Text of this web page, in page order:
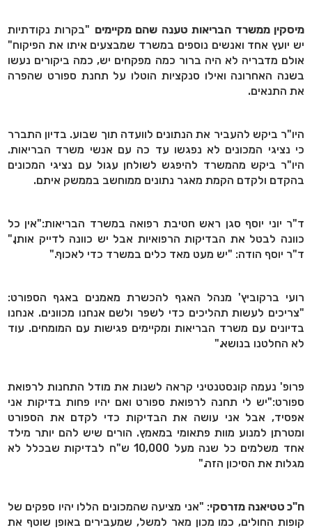
מיסקין ממשרד הבריאות טענה שהם מקיימים"בקרות נקודתיות
יש יועץ אחד ואנשים נוספים במשרד שמבצעים איתו את הפיקוח"
אולם מדבריה לא היה ברור כמה מפקחים יש, כמה ביקורים נעשו
בשנה האחרונה ואילו סנקציות הוטלו על תחנת ספורט שהפרה
את התנאים.
היו"ר ביקש להעביר את הנתונים לוועדה תוך שבוע. בדיון התברר
כי נציגי המכונים לא נפגשו עד כה עם אנשי משרד הבריאות.
היו"ר ביקש מהמשרד להיפגש לשולחן עגול עם נציגי המכונים
בהקדם ולקדם הקמת מאגר נתונים ממוחשב בממשק איתם.
ד"ר יוני יוסף סגן ראש חטיבת רפואה במשרד הבריאות:"אין כל
כוונה לבטל את הבדיקות הרפואיות אבל יש כוונה לדייק אותן."
ד"ר יוסף הודה: "יש מעט מאד כלים במשרד כדי לאכוף."
רועי ברקוביץ' מנהל האגף להכשרת מאמנים באגף הספורט:
"צריכים לעשות תהליכים כדי לשפר ולשם אנחנו מכוונים. אנחנו
בדיונים עם משרד הבריאות ומקיימים פגישות עם המומחים. עוד
לא החלטנו בנושא."
פרופ' נעמה קונסטנטיני קראה לשנות את מודל התחנות לרפואת
ספורט:"יש לי תחנה לרפואת ספורט ואם יהיו פחות בדיקות אני
אפסיד, אבל אני עושה את הבדיקות כדי לקדם את הספורט
ומטרתן למנוע מוות פתאומי במאמץ. הורים שיש להם יותר מילד
אחד משלמים כל שנה מעל 10,000 ש"ח לבדיקות שבכלל לא
מגלות את הסיכון הזה."
ח"כ טטיאנה מזרסקי: "אני מציעה שהמכונים הללו יהיו ספקים של
קופות החולים, כמו מכון מאר למשל, שמעבירים באופן שוטף את